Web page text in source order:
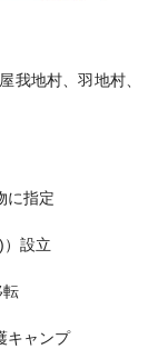
我地村、羽地村、
に指定
設立
キャンプ